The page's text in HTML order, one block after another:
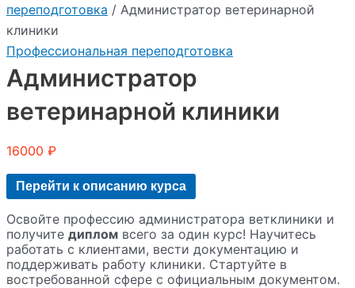
переподготовка / Администратор ветеринарной
клиники
Профессиональная переподготовка
Администратор
ветеринарной клиники
16000 ₽
Перейти к описанию курса
Освойте профессию администратора ветклиники и
получите диплом всего за один курс! Научитесь
работать с клиентами, вести документацию и
поддерживать работу клиники. Стартуйте в
востребованной сфере с официальным документом.